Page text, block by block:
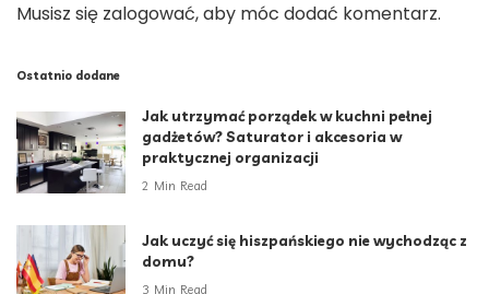
Musisz się zalogować, aby móc dodać komentarz.
Ostatnio dodane
Jak utrzymać porządek w kuchni pełnej
gadżetów? Saturator i akcesoria w
praktycznej organizacji
2 Min Read
Jak uczyć się hiszpańskiego nie wychodząc z
domu?
3 Min Read